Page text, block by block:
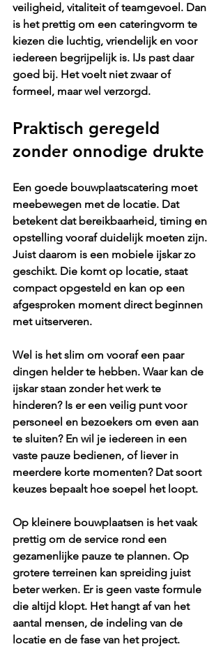
veiligheid, vitaliteit of teamgevoel. Dan
is het prettig om een cateringvorm te
kiezen die luchtig, vriendelijk en voor
iedereen begrijpelijk is. IJs past daar
goed bij. Het voelt niet zwaar of
formeel, maar wel verzorgd.
Praktisch geregeld
zonder onnodige drukte
Een goede bouwplaatscatering moet
meebewegen met de locatie. Dat
betekent dat bereikbaarheid, timing en
opstelling vooraf duidelijk moeten zijn.
Juist daarom is een mobiele ijskar zo
geschikt. Die komt op locatie, staat
compact opgesteld en kan op een
afgesproken moment direct beginnen
met uitserveren.
Wel is het slim om vooraf een paar
dingen helder te hebben. Waar kan de
ijskar staan zonder het werk te
hinderen? Is er een veilig punt voor
personeel en bezoekers om even aan
te sluiten? En wil je iedereen in een
vaste pauze bedienen, of liever in
meerdere korte momenten? Dat soort
keuzes bepaalt hoe soepel het loopt.
Op kleinere bouwplaatsen is het vaak
prettig om de service rond een
gezamenlijke pauze te plannen. Op
grotere terreinen kan spreiding juist
beter werken. Er is geen vaste formule
die altijd klopt. Het hangt af van het
aantal mensen, de indeling van de
locatie en de fase van het project.